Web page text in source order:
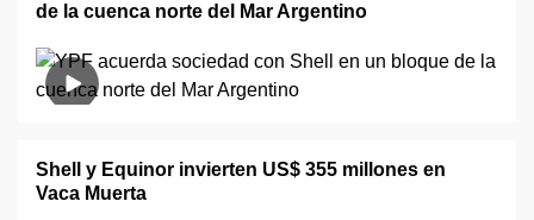
de la cuenca norte del Mar Argentino
Shell y Equinor invierten US$ 355 millones en
Vaca Muerta